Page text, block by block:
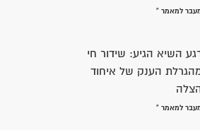
למאמר »
השיא הגיע: שידור חי
הענק של איחוד
למאמר »